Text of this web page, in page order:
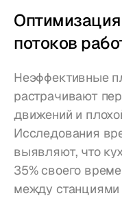
потоков
Неэффективные
растрачивают
движений и
Исследования
выявляют, что
35% своего
между станциями